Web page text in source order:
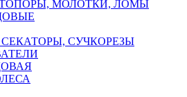
МОЛОТКИ, ЛОМЫ
СУЧКОРЕЗЫ